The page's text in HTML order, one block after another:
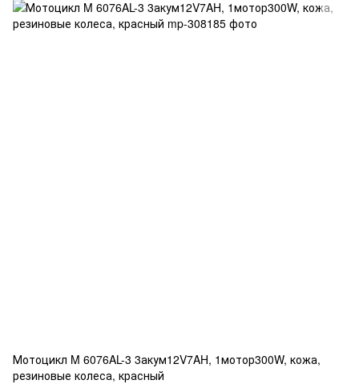
Мотоцикл M 6076AL-3 3акум12V7AH, 1мотор300W, кожа,
резиновые колеса, красный